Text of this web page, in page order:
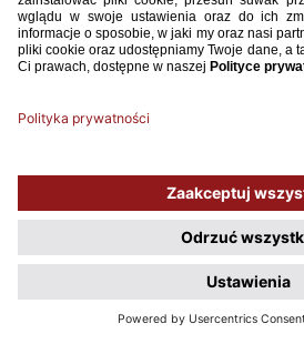
Używamy plików cookies, aby ułatwić Ci
oraz do celów statystycznych. Jeśli nie
się na ich użycie oraz zapisanie w
możesz samodzielnie zarządzać
przeglądarki.
Polityka